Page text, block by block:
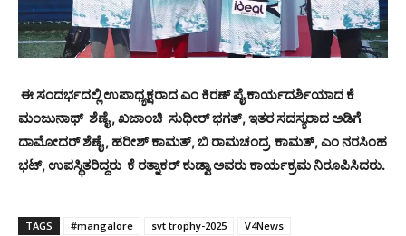
ಈ ಸಂದರ್ಭದಲ್ಲಿ ಉಪಾಧ್ಯಕ್ಷರಾದ ಎಂ ಕಿರಣ್ ಪೈ ಕಾರ್ಯದರ್ಶಿಯಾದ ಕೆ
ಮಂಜುನಾಥ್ ಶೆಣೈ , ಖಜಾಂಚಿ ಸುಧೀರ್ ಭಗತ್, ಇತರ ಸದಸ್ಯರಾದ ಅಡಿಗೆ
ದಾಮೋದರ್ ಶೆಣೈ , ಹರೀಶ್ ಕಾಮತ್, ಬಿ ರಾಮಚಂದ್ರ ಕಾಮತ್, ಎಂ ನರಸಿಂಹ
ಭಟ್, ಉಪಸ್ಥಿತರಿದ್ದರು ಕೆ ರತ್ನಾಕರ್ ಕುಡ್ವಾ ಅವರು ಕಾರ್ಯಕ್ರಮ ನಿರೂಪಿಸಿದರು.
TAGS #mangalore svt trophy-2025 V4News